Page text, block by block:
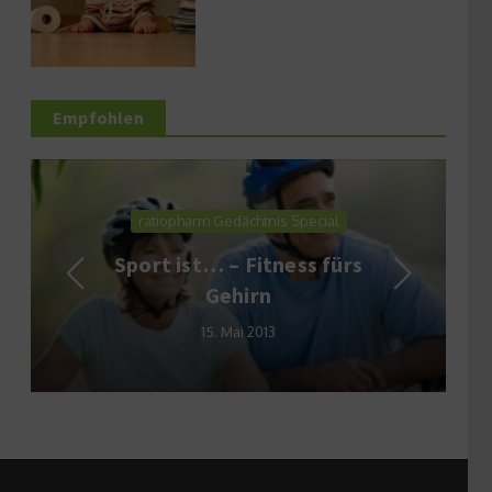
Empfohlen
ratiopharm Gedächtnis Special
Sport ist… – Fitness fürs
Gehirn
15. Mai 2013